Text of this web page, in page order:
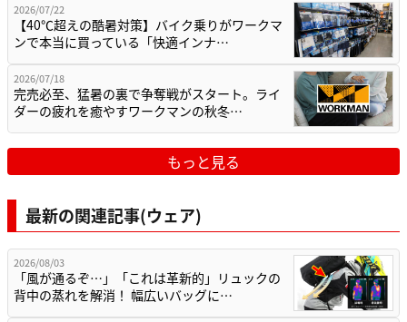
2026/07/22
【40℃超えの酷暑対策】バイク乗りがワークマ
ンで本当に買っている「快適インナ…
2026/07/18
完売必至、猛暑の裏で争奪戦がスタート。ライ
ダーの疲れを癒やすワークマンの秋冬…
もっと見る
最新の関連記事(ウェア)
2026/08/03
「風が通るぞ…」「これは革新的」リュックの
背中の蒸れを解消！ 幅広いバッグに…